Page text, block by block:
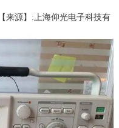
来源】:上海仰光电子科技有